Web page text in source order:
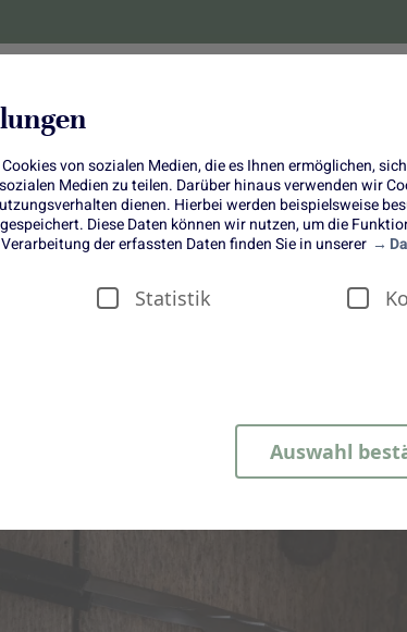
von sozialen Medien, die es Ihnen ermöglichen,
Medien zu teilen. Darüber hinaus verwenden wir
dienen. Hierbei werden beispielsweise
Diese Daten können wir nutzen, um die
der erfassten Daten finden Sie in unserer
Statistik
Auswahl
Weißkohl-Bomb